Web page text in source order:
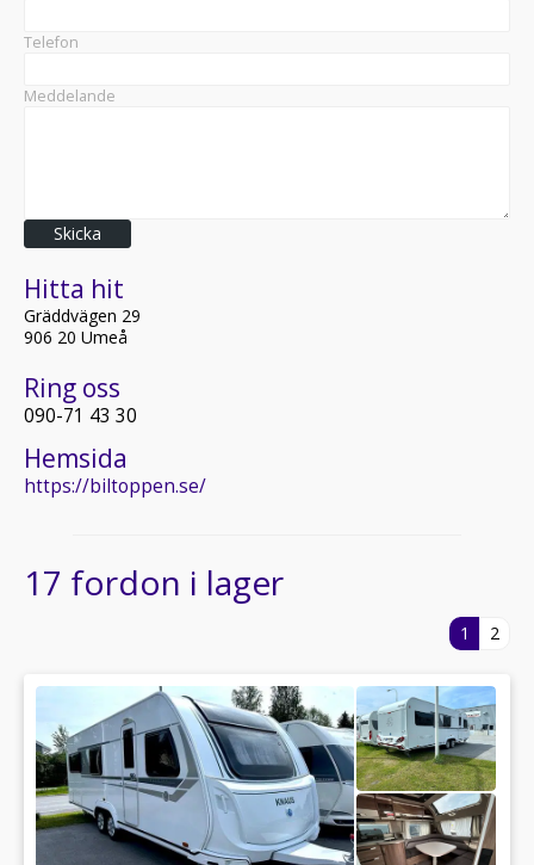
Telefon
Meddelande
Skicka
Hitta hit
Gräddvägen 29
906 20 Umeå
Ring oss
090-71 43 30
Hemsida
https://biltoppen.se/
17 fordon i lager
1 2